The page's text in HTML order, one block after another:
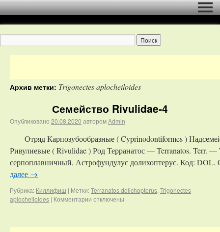
Архив метки: Trigonectes aplocheiloides
Семейство Rivulidae-4
Опубликовано 20.08.2020 авторомAdmin
Отряд Карпозубообразные ( Cyprinodontiformes )
Ривулиевые ( Rivulidae ) Род Терранатос — Terranatos. Terr.
серпоплавничный, Астрофундулус долихоптерус. Код:
далее →
Рубрика: Киллифиш | Метки:Terranatos dolichopterus, Trigonectes
aplocheiloides | Комментарии отключены